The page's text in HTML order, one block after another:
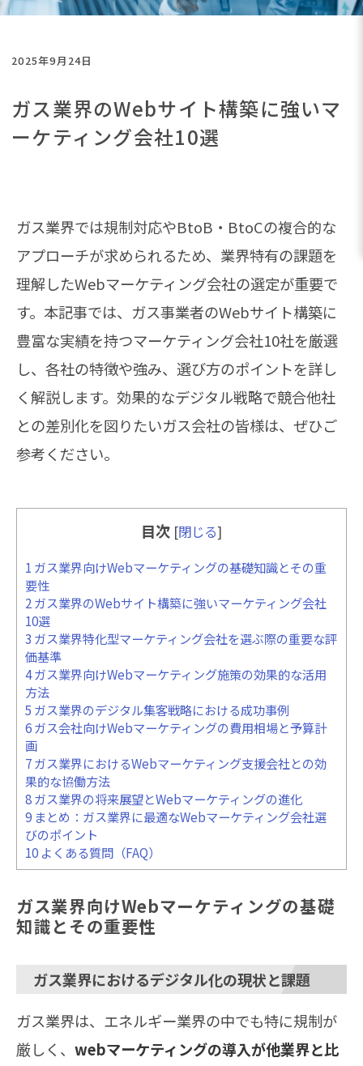
2025年9月24日
ガス業界のWebサイト構築に強いマ
ーケティング会社10選
ガス業界では規制対応やBtoB・BtoCの複合的な
アプローチが求められるため、業界特有の課題を
理解したWebマーケティング会社の選定が重要で
す。本記事では、ガス事業者のWebサイト構築に
豊富な実績を持つマーケティング会社10社を厳選
し、各社の特徴や強み、選び方のポイントを詳し
く解説します。効果的なデジタル戦略で競合他社
との差別化を図りたいガス会社の皆様は、ぜひご
参考ください。
目次 [閉じる]
1 ガス業界向けWebマーケティングの基礎知識とその重
要性
2ガス業界のWebサイト構築に強いマーケティング会社
10選
3 ガス業界特化型マーケティング会社を選ぶ際の重要な評
価基準
4ガス業界向けWebマーケティング施策の効果的な活用
方法
5 ガス業界のデジタル集客戦略における成功事例
6ガス会社向けWebマーケティングの費用相場と予算計
画
7ガス業界におけるWebマーケティング支援会社との効
果的な協働方法
8ガス業界の将来展望とWebマーケティングの進化
9 まとめ：ガス業界に最適なWebマーケティング会社選
びのポイント
10 よくある質問（FAQ）
ガス業界向けWebマーケティングの基礎
知識とその重要性
ガス業界におけるデジタル化の現状と課題
ガス業界は、エネルギー業界の中でも特に規制が
厳しく、 webマーケティングの導入が他業界と比